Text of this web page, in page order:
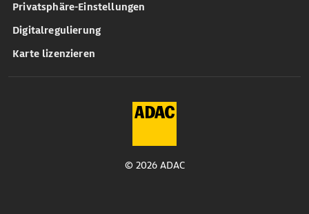
Privatsphäre-Einstellungen
Digitalregulierung
Karte lizenzieren
© 2026 ADAC